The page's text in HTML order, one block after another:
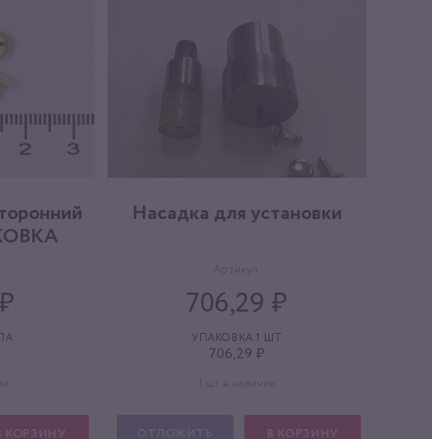
КОРЗИНУ
Насадка для установки
706,29 ₽
УПАКОВКА 1 ШТ
706,29 ₽
В КОРЗИНУ